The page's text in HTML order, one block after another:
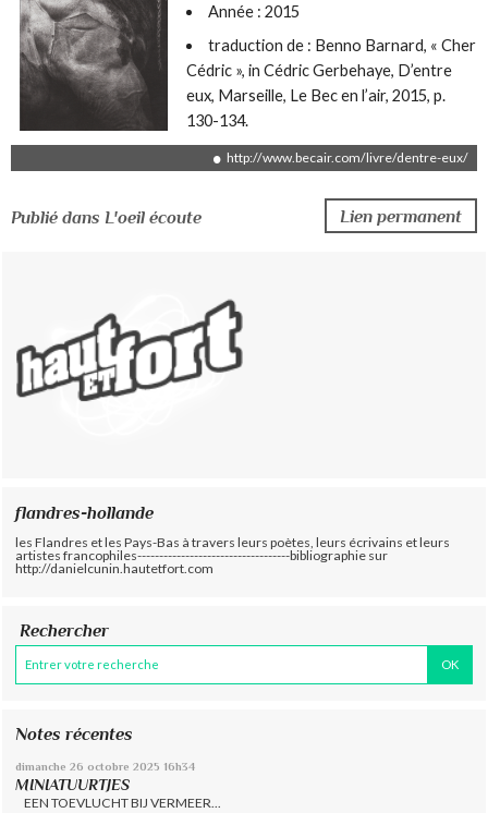
Année : 2015
traduction de : Benno Barnard, « Cher
Cédric », in Cédric Gerbehaye, D’entre
eux, Marseille, Le Bec en l’air, 2015, p.
130-134.
http://www.becair.com/livre/dentre-eux/
Publié dans L'oeil écoute Lien permanent
flandres-hollande
les Flandres et les Pays-Bas à travers leurs poètes, leurs écrivains et leurs
artistes francophiles-----------------------------------bibliographie sur
http://danielcunin.hautetfort.com
Rechercher
Notes récentes
dimanche 26 octobre 2025 16h34
MINIATUURTJES
EEN TOEVLUCHT BIJ VERMEER...